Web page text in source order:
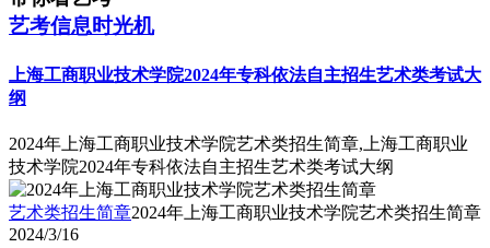
艺考信息时光机
上海工商职业技术学院2024年专科依法自主招生艺术类考试大
纲
2024年上海工商职业技术学院艺术类招生简章,上海工商职业
技术学院2024年专科依法自主招生艺术类考试大纲
艺术类招生简章2024年上海工商职业技术学院艺术类招生简章
2024/3/16